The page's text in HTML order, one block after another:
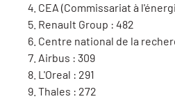
CEA (Commissariat à
Renault Group : 482
Centre national de la
Airbus : 309
L'Oreal : 291
Thales : 272